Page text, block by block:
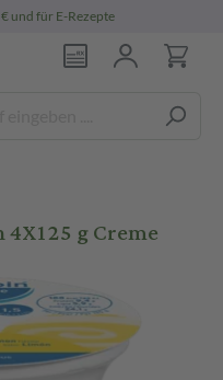
und für E-Rezepte
g Creme